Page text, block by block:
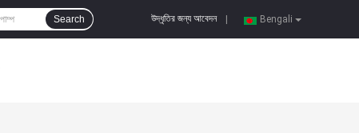
Bengali
উদ্ধৃতির জন্য আবেদন
Search